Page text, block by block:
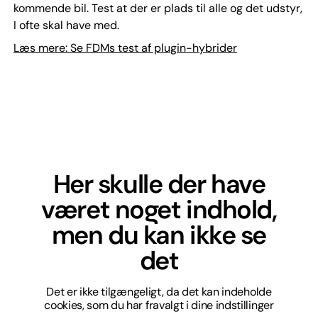
kommende bil. Test at der er plads til alle og det udstyr,
I ofte skal have med.
Læs mere: Se FDMs test af plugin-hybrider
Her skulle der have
været noget indhold,
men du kan ikke se
det
Det er ikke tilgængeligt, da det kan indeholde
cookies, som du har fravalgt i dine indstillinger